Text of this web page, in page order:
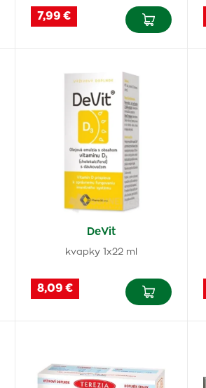
7,99 €
DeVit
kvapky 1x22 ml
8,09 €